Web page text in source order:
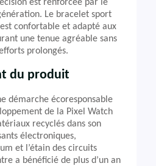
est renforcée par le
Le bracelet sport
confortable et adapté aux
une tenue agréable sans
prolongés.
du produit
démarche écoresponsable
de la Pixel Watch
recyclés dans son
électroniques,
et l’étain des circuits
a bénéficié de plus d’un an